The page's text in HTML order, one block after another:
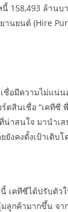
158,493 ล้า
นยนต์ (Hire
อมีความไม่แ
สินเชื่อ “เคที
สนใจ มานำเ
ยังคงตั้งเป้าเติบ
เคทีซีได้ปรับตั
ามากขึ้น จาก